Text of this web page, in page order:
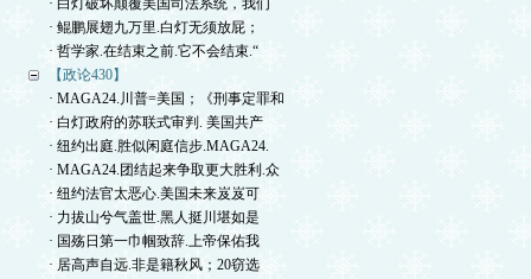
· 白灯破坏颠覆美国司法系统，我们
· 鲲鹏展翅九万里.白灯无须放屁；
· 哲学家.在结束之前.它不会结束.“
【政论430】
· MAGA24.川普=美国；《刑事定罪和
· 白灯政府的苏联式审判. 美国共产
· 纽约出庭.胜似闲庭信步.MAGA24.
· MAGA24.团结起来争取更大胜利.众
· 纽约法官太恶心.美国未来岌岌可
· 力拔山兮气盖世.黑人挺川堪如是
· 国殇日第一巾帼致辞.上帝保佑我
· 居高声自远.非是籍秋风；20窃选